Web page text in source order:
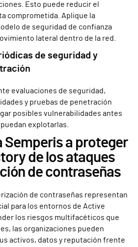
Esto puede reducir el
comprometida. Aplique la
de seguridad de confianza
lateral dentro de la red.
de seguridad y
evaluaciones de seguridad,
y pruebas de penetración
posibles vulnerabilidades antes
explotarlas.
Semperis a proteger
de los ataques
de contraseñas
de contraseñas representan
para los entornos de Active
los riesgos multifacéticos que
las organizaciones pueden
activos, datos y reputación frente